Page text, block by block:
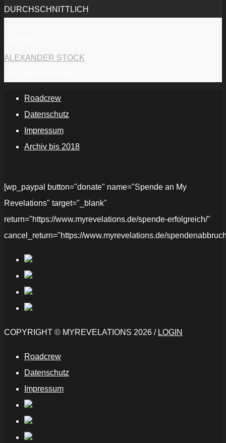
DURCHSCHNITTLICH
ALEXANDER STOCK
Roadcrew
Datenschutz
Impressum
Archiv bis 2018
[wp_paypal button="donate" name="Spende an My
Revelations" target="_blank"
return="https://www.myrevelations.de/spende-erfolgreich/"
cancel_return="https://www.myrevelations.de/
COPYRIGHT © MYREVELATIONS 2026 / LOGIN
Roadcrew
Datenschutz
Impressum